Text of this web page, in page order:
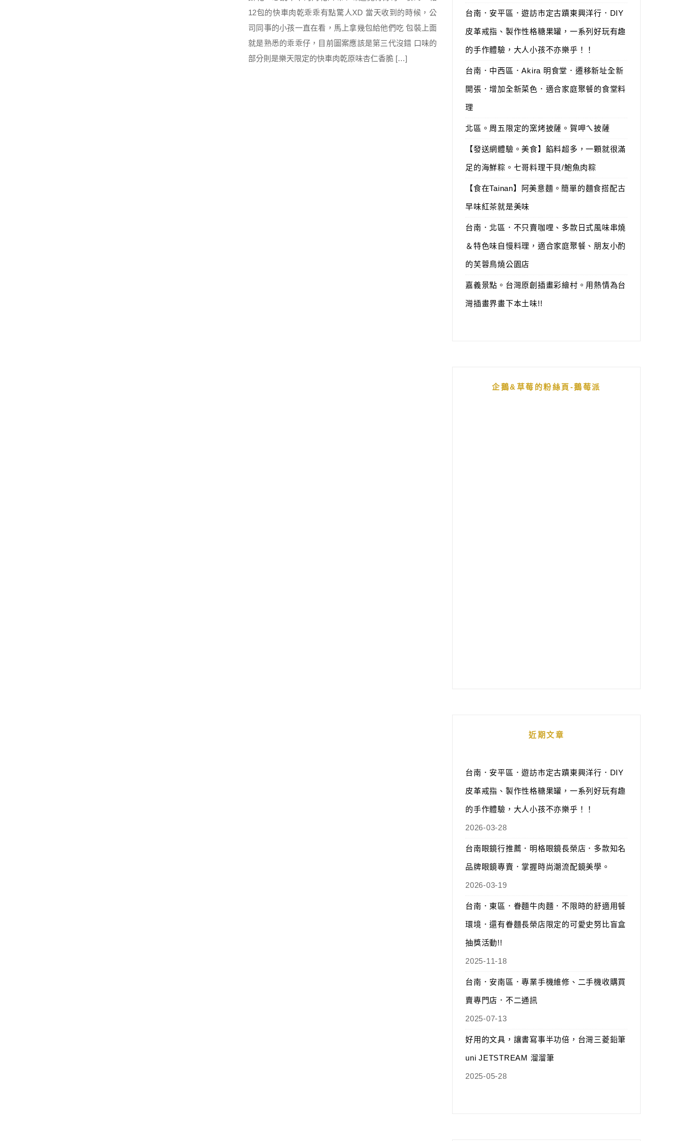
12包的快車肉乾乖乖有點驚人XD 當天收到的時候，公
司同事的小孩一直在看，馬上拿幾包給他們吃 包裝上面
就是熟悉的乖乖仔，目前圖案應該是第三代沒錯 口味的
部分則是樂天限定的快車肉乾原味杏仁香脆 […]
台南．安平區．遊訪市定古蹟東興洋行．DIY
皮革戒指、製作性格糖果罐，一系列好玩有趣
的手作體驗，大人小孩不亦樂乎！！
台南．中西區．Akira 明食堂．遷移新址全新
開張．增加全新菜色．適合家庭聚餐的食堂料
理
北區。周五限定的窯烤披薩。賀呷ㄟ披薩
【發送網體驗。美食】餡料超多，一顆就很滿
足的海鮮粽。七哥料理干貝/鮑魚肉粽
【食在Tainan】阿美意麵。簡單的麵食搭配古
早味紅茶就是美味
台南．北區．不只賣咖哩、多款日式風味串燒
＆特色味自慢料理，適合家庭聚餐、朋友小酌
的芙蓉鳥燒公園店
嘉義景點。台灣原創插畫彩繪村。用熱情為台
灣插畫界畫下本土味!!
企鵝&草莓的粉絲頁-鵝莓派
近期文章
台南．安平區．遊訪市定古蹟東興洋行．DIY
皮革戒指、製作性格糖果罐，一系列好玩有趣
的手作體驗，大人小孩不亦樂乎！！
2026-03-28
台南眼鏡行推薦．明格眼鏡長榮店．多款知名
品牌眼鏡專賣．掌握時尚潮流配鏡美學。
2026-03-19
台南．東區．眷麵牛肉麵．不限時的舒適用餐
環境．還有眷麵長榮店限定的可愛史努比盲盒
抽獎活動!!
2025-11-18
台南．安南區．專業手機維修、二手機收購買
賣專門店．不二通訊
2025-07-13
好用的文具，讓書寫事半功倍，台灣三菱鉛筆
uni JETSTREAM 溜溜筆
2025-05-28